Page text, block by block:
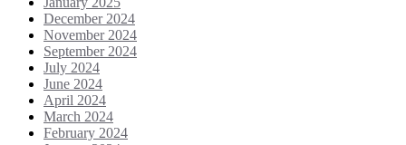
December 2024
November 2024
September 2024
July 2024
June 2024
April 2024
March 2024
February 2024